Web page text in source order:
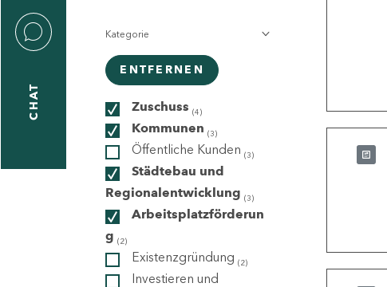
CHAT
Kategorie
ENTFERNEN
Zuschuss (4)
Kommunen (3)
Öffentliche Kunden (3)
Städtebau und
Regionalentwicklung (3)
Arbeitsplatzförderun
g (2)
Existenzgründung (2)
Investieren und